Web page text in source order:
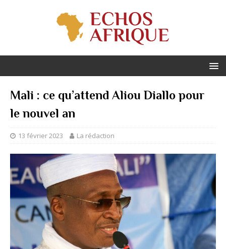
Mali : ce qu’attend Aliou Diallo pour
le nouvel an
13 février 2023 La rédaction